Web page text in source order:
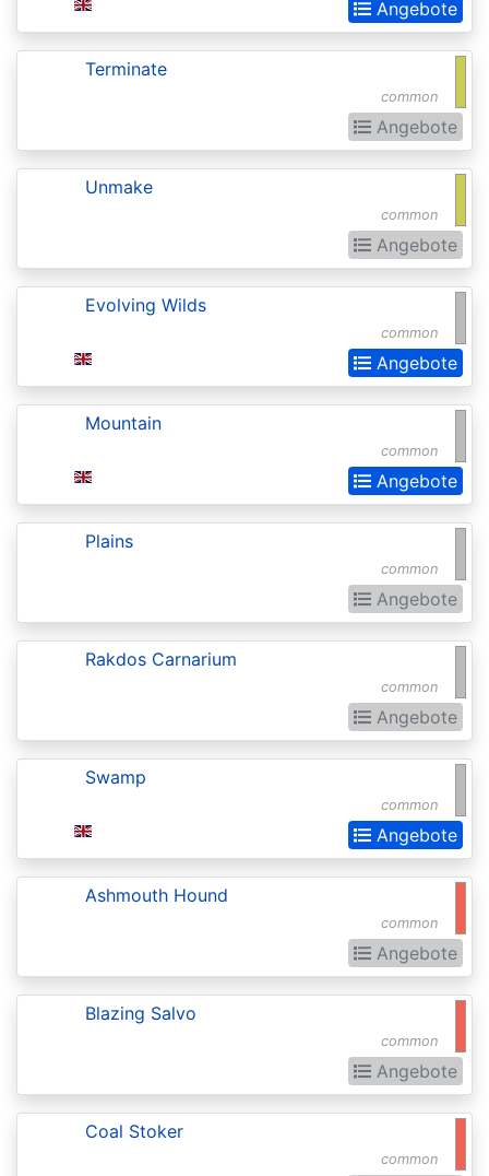
Battlebond
Kamigawa
Bloomburrow
Bloomburrow:
the
Champions
Champs
and
Chronicles
Coldsnap
Angebote
common
Terminate
Angebote
common
Unmake
Angebote
common
Evolving Wilds
Angebote
common
Mountain
Angebote
common
Plains
Angebote
common
Rakdos Carnarium
Angebote
common
Swamp
Angebote
common
Ashmouth Hound
Angebote
common
Blazing Salvo
Angebote
common
Coal Stoker